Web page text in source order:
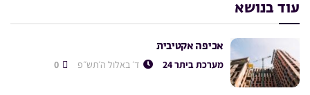
עוד בנושא
אכיפה אקטיבית
מערכת ביתר 24 ד׳ באלול ה׳תש״פ